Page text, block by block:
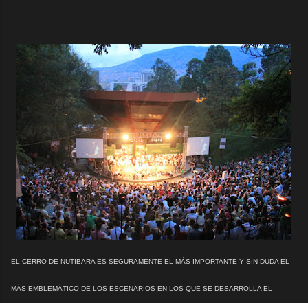
EL CERRO DE NUTIBARA ES SEGURAMENTE EL MÁS IMPORTANTE Y SIN DUDA EL
MÁS EMBLEMÁTICO DE LOS ESCENARIOS EN LOS QUE SE DESARROLLA EL